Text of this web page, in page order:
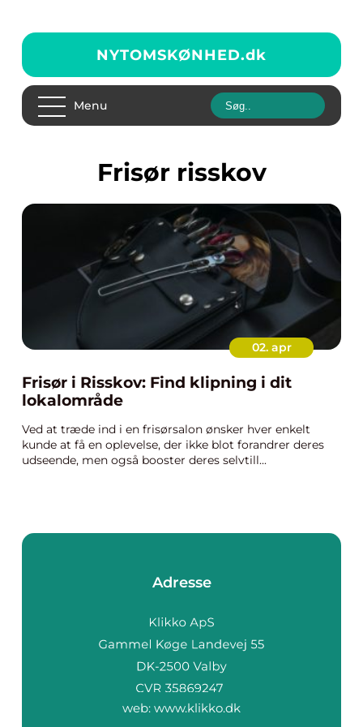
NYTOMSKØNHED.dk
Menu
Frisør risskov
02. apr
Frisør i Risskov: Find klipning i dit
lokalområde
Ved at træde ind i en frisørsalon ønsker hver enkelt
kunde at få en oplevelse, der ikke blot forandrer deres
udseende, men også booster deres selvtill...
Adresse
web: www.klikko.dk